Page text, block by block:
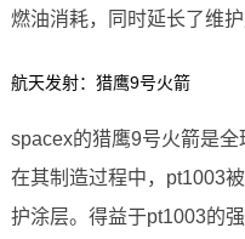
燃油消耗，同时延长了维
航天发射：猎鹰9号火箭
spacex的猎鹰9号火箭是全
在其制造过程中，pt1003
护涂层。得益于pt1003的